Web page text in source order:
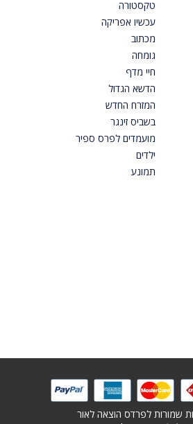
טקסטורה
עכשיו אפריקה
מכתוב
גומחה
חיי מדף
הדשא הגדול
המזרח החדש
בשביס זינגר
מועמדים לפרס ספיר
ילדים
תמונע
https://twitter.com/
שמורות לפרדס הוצאה לאור